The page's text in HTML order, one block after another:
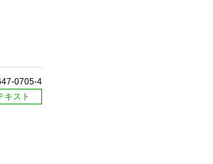
0705-4
キスト